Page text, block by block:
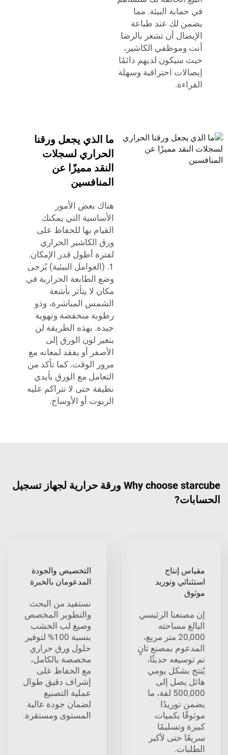
في حماية البيئة. مما
يضمن لك عند طباعة
الإيصال أن تشعر بالرضا
أنت وموظفي الكاشير،
حيث سيكون لديهم دائمًا
إيصالات احترافية وسهلة
القراءة.
ما الذي يجعل ورقنا
الحراري لسجلات
النقد مميزًا عن
المنافسين
هناك بعض الأمور
الأساسية التي يمكنك
القيام بها للحفاظ على
ورق الكاشير الحراري
لفترة أطول قدر الإمكان.
1. (العوامل البيئية) يُرجى
وضع الطابعة الحرارية في
مكان لا يتأثر بأشعة
الشمس المباشرة، وذو
رطوبة منخفضة وتهوية
جيدة. بهذه الطريقة لن
يتغير لون الورق إلى
الأصفر أو يفقد لمعانه مع
مرور الوقت. كما تأكد من
التعامل مع الورق بأيدي
نظيفة حتى لا تتراكم عليه
الزيوت أو الأوساخ.
Why choose starcube ورقة حرارية لجهاز تسجيل
الحسابات?
مقياس إنتاج
استثنائي وتوريد
موثوق
إن مصنعنا الرئيسي
البالغ مساحته
20,000 متر مربع،
المدعوم بمصنع ثانٍ
تم توسيعه حديثًا،
يُنتج بشكل يومي
هائل يصل إلى
500,000 لفة، ما
يضمن توريدًا
موثوقًا بكميات
كبيرة وتسليمًا
سريعًا حتى لأكبر
الطلبات.
التخصيص والجودة
المدعومان بالخبرة
نستفيد من البحث
والتطوير المخصص
وصيغ لب الخشب
بنسبة 100% لتوفير
حلول ورق حراري
مخصصة بالكامل،
مع الحفاظ على
إشراف دقيق طوال
عملية التصنيع
لضمان جودة عالية
المستوى ومستقرة.